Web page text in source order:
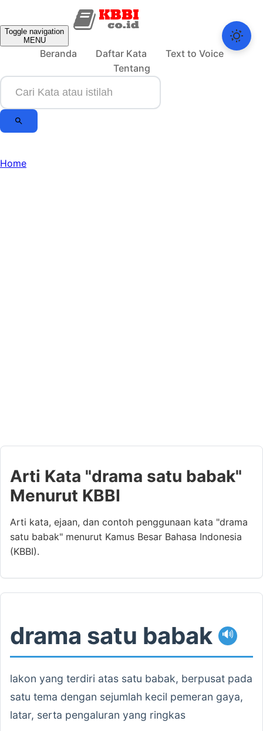
Toggle navigation
MENU
Beranda Daftar Kata
Text to Voice
Tentang
Home
Arti Kata "drama satu babak"
Menurut KBBI
Arti kata, ejaan, dan contoh penggunaan kata "drama
satu babak" menurut Kamus Besar Bahasa Indonesia
(KBBI).
drama satu babak 🔊
lakon yang terdiri atas satu babak, berpusat pada
satu tema dengan sejumlah kecil pemeran gaya,
latar, serta pengaluran yang ringkas